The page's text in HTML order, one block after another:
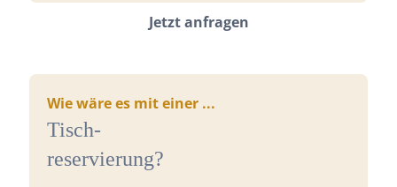
Jetzt anfragen
Wie wäre es mit einer ...
Tisch-
reservierung?